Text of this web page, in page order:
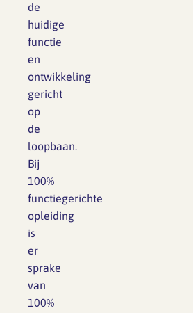
de
huidige
functie
en
ontwikkeling
gericht
op
de
loopbaan.
Bij
100%
functiegerichte
opleiding
is
er
sprake
van
100%